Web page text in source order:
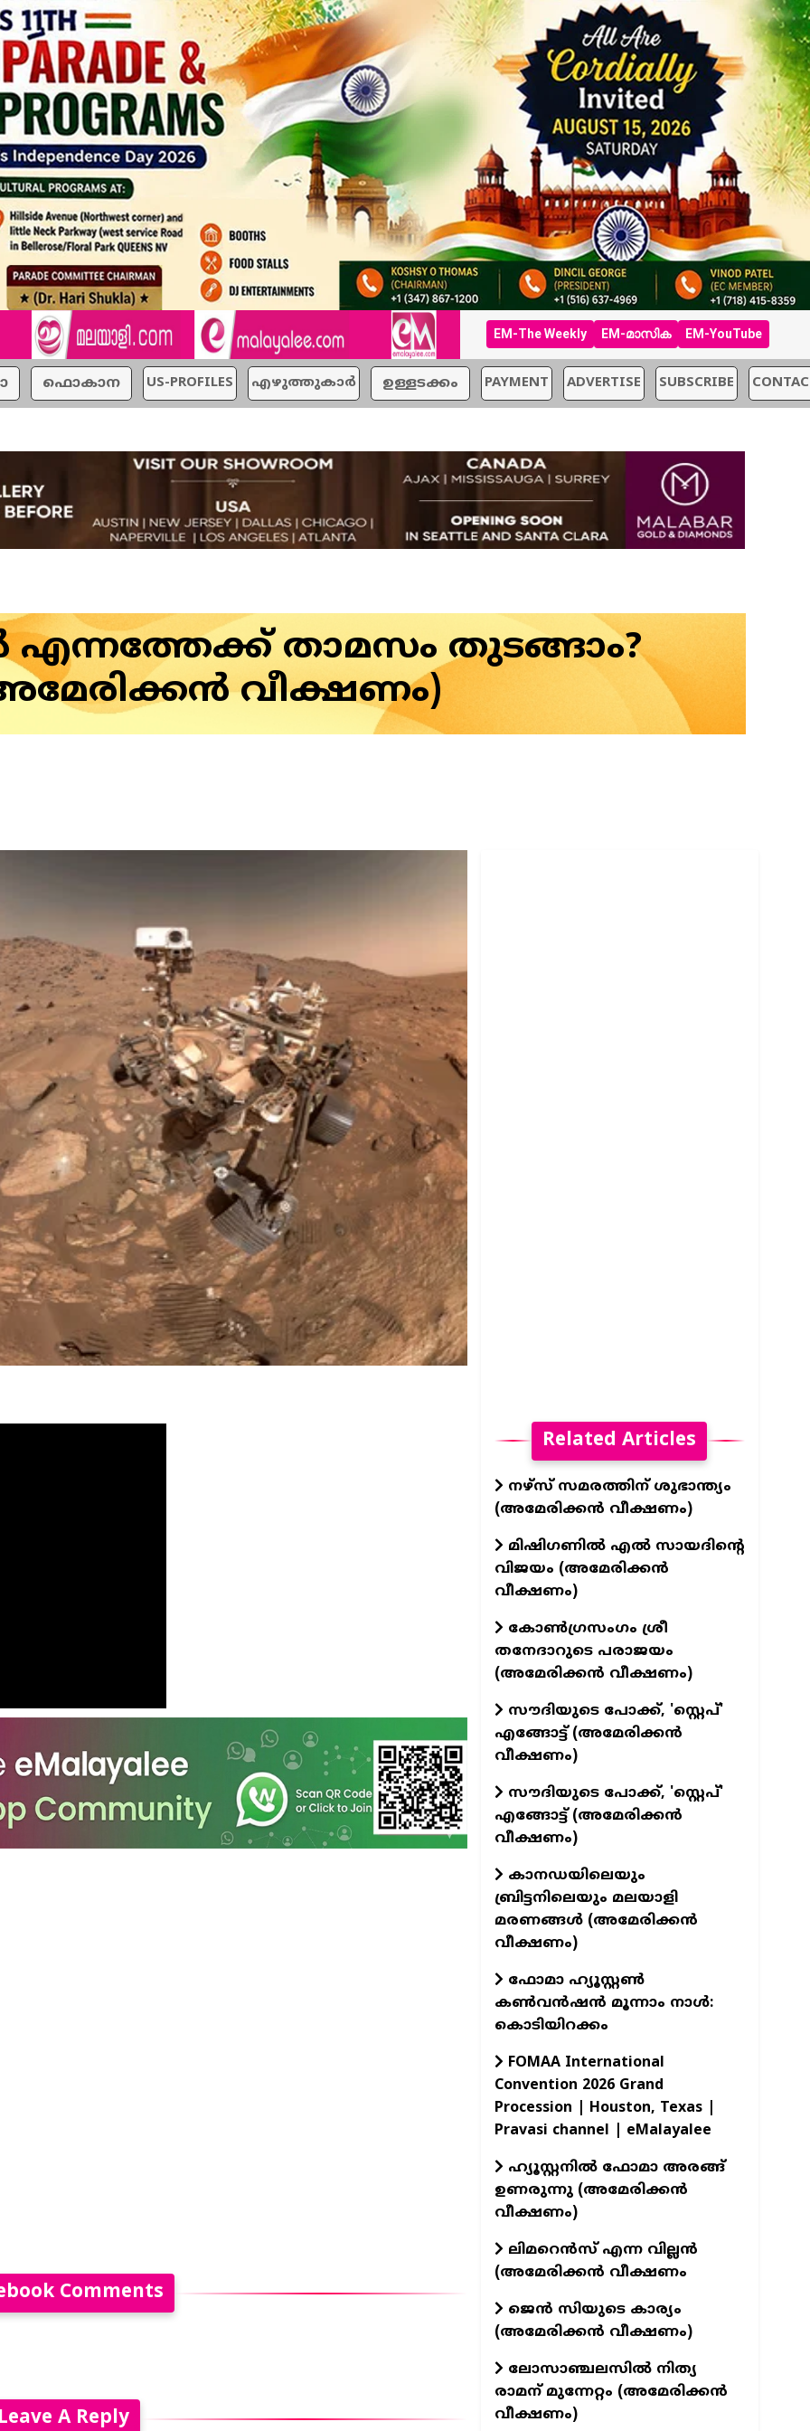
EM-The Weekly EM-മാസിക EM-YouTube
ഫൊകാന US-PROFILES എഴുത്തുകാര്‍ ഉള്ളടക്കം PAYMENT ADVERTISE SUBSCRIBE
എന്നത്തേക്ക് താമസം തുടങ്ങാം?
വീക്ഷണം)
Comments
A Reply
Related Articles
നഴ്സ് സമരത്തിന് ശുഭാന്ത്യം
(അമേരിക്കൻ വീക്ഷണം)
മിഷിഗണിൽ എൽ സായദിന്റെ
വിജയം (അമേരിക്കൻ
വീക്ഷണം)
കോൺഗ്രസംഗം ശ്രീ
തനേദാറുടെ പരാജയം
(അമേരിക്കൻ വീക്ഷണം)
സൗദിയുടെ പോക്ക്, 'സ്റ്റെപ്'
എങ്ങോട്ട് (അമേരിക്കൻ
വീക്ഷണം)
സൗദിയുടെ പോക്ക്, 'സ്റ്റെപ്'
എങ്ങോട്ട് (അമേരിക്കൻ
വീക്ഷണം)
കാനഡയിലെയും
ബ്രിട്ടനിലെയും മലയാളി
മരണങ്ങൾ (അമേരിക്കൻ
വീക്ഷണം)
ഫോമാ ഹ്യൂസ്റ്റൺ
കൺവൻഷൻ മൂന്നാം നാൾ:
കൊടിയിറക്കം
FOMAA International
Convention 2026 Grand
Procession | Houston, Texas |
Pravasi channel | eMalayalee
ഹ്യൂസ്റ്റനിൽ ഫോമാ അരങ്ങ്
ഉണരുന്നു (അമേരിക്കൻ
വീക്ഷണം)
ലിമറെൻസ് എന്ന വില്ലൻ
(അമേരിക്കൻ വീക്ഷണം
ജെൻ സിയുടെ കാര്യം
(അമേരിക്കൻ വീക്ഷണം)
ലോസാഞ്ചലസിൽ നിത്യ
രാമന് മുന്നേറ്റം (അമേരിക്കൻ
വീക്ഷണം)